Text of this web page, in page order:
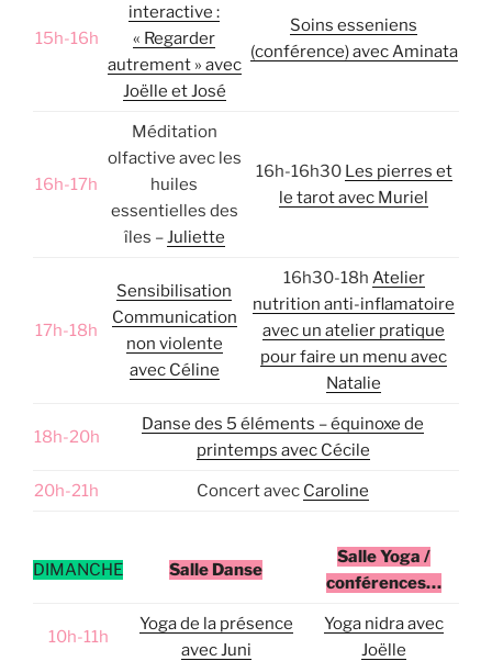
15h-16h
interactive :
« Regarder
autrement » avec
Joëlle et José
Soins esseniens
(conférence) avec Aminata
16h-17h
Méditation
olfactive avec les
huiles
essentielles des
îles –Juliette
16h-16h30 Les pierres et
le tarot avec Muriel
17h-18h
Sensibilisation
Communication
non violente
avec Céline
16h30-18h Atelier
nutrition anti-inflamatoire
avec un atelier pratique
pour faire un menu avec
Natalie
18h-20h
Danse des 5 éléments – équinoxe de
printemps avec Cécile
20h-21h Concert avec Caroline
DIMANCHE Salle Danse
Salle Yoga /
conférences…
10h-11h
Yoga de la présence
avec Juni
Yoga nidra avec
Joëlle